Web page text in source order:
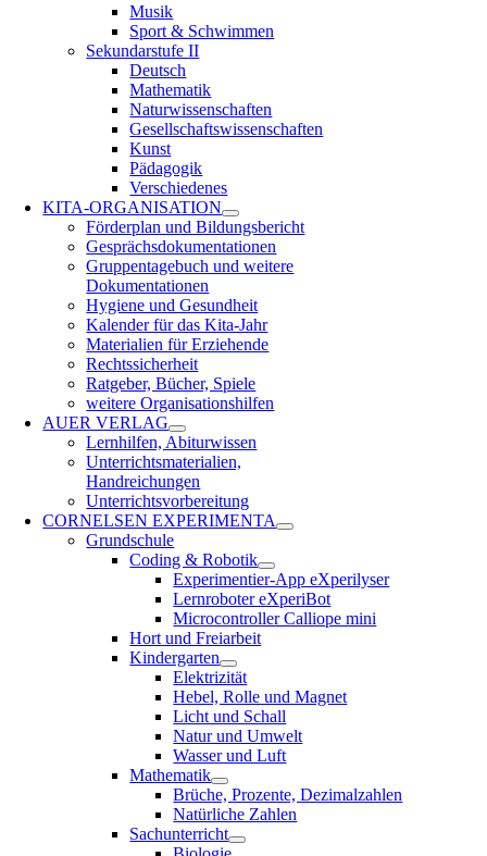
Musik
Sport & Schwimmen
Sekundarstufe II
Deutsch
Mathematik
Naturwissenschaften
Gesellschaftswissenschaften
Kunst
Pädagogik
Verschiedenes
KITA-ORGANISATION
Förderplan und Bildungsbericht
Gesprächsdokumentationen
Gruppentagebuch und weitere
Dokumentationen
Hygiene und Gesundheit
Kalender für das Kita-Jahr
Materialien für Erziehende
Rechtssicherheit
Ratgeber, Bücher, Spiele
weitere Organisationshilfen
AUER VERLAG
Lernhilfen, Abiturwissen
Unterrichtsmaterialien,
Handreichungen
Unterrichtsvorbereitung
CORNELSEN EXPERIMENTA
Grundschule
Coding & Robotik
Experimentier-App eXperilyser
Lernroboter eXperiBot
Microcontroller Calliope mini
Hort und Freiarbeit
Kindergarten
Elektrizität
Hebel, Rolle und Magnet
Licht und Schall
Natur und Umwelt
Wasser und Luft
Mathematik
Brüche, Prozente, Dezimalzahlen
Natürliche Zahlen
Sachunterricht